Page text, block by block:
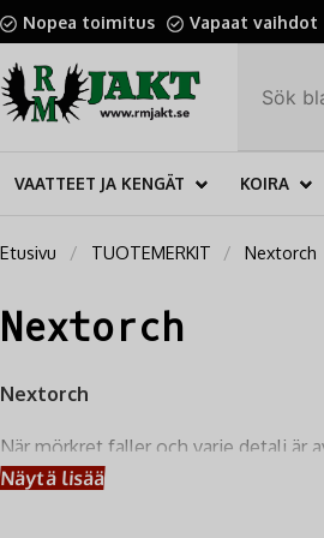
Nopea toimitus Vapaat vaihdot
VAATTEET JA KENGÄT KOIRA
Etusivu TUOTEMERKIT Nextorch
Nextorch
Nextorch
När mörkret faller och varje detalj är
Nextorch ficklampor och
Näytä lisää